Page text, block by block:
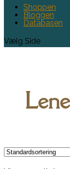
Shoppen
Bloggen
Databasen
Vælg Side